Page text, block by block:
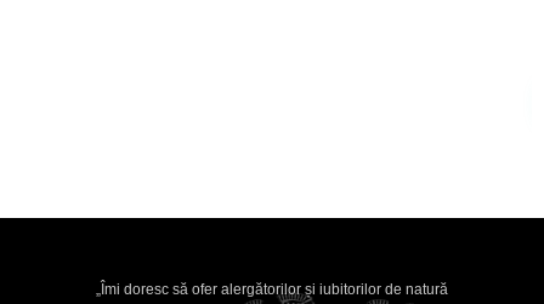
„Îmi doresc să ofer alergătorilor și iubitorilor de natură